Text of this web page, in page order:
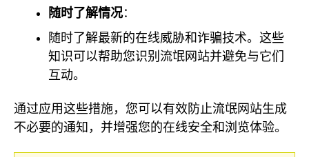
随时了解情况：
随时了解最新的在线威胁和诈骗技术。这些
知识可以帮助您识别流氓网站并避免与它们
互动。
通过应用这些措施，您可以有效防止流氓网站生成
不必要的通知，并增强您的在线安全和浏览体验。